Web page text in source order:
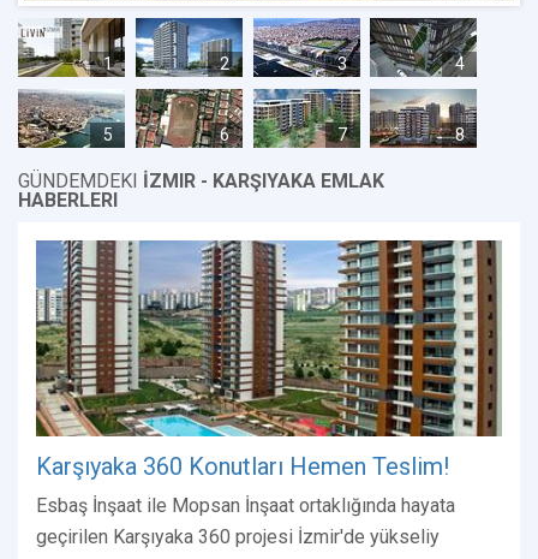
1 2 3 4
5 6 7 8
GÜNDEMDEKI İZMIR - KARŞIYAKA EMLAK
HABERLERI
Karşıyaka 360 Konutları Hemen Teslim!
Esbaş İnşaat ile Mopsan İnşaat ortaklığında hayata
geçirilen Karşıyaka 360 projesi İzmir'de yükseliy